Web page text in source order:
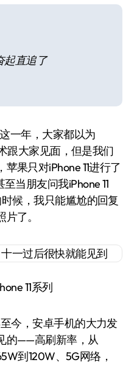
起直追了
一年，大家都以为
跟大家见面，但是我们
果只对iPhone 11进行了
当朋友问我iPhone 11
候，我只能尴尬的回复
了。
11系列
今，安卓手机的大力发
的——高刷新率，从
到120W、5G网络，